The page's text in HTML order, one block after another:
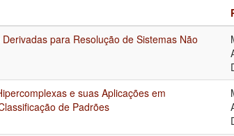
para Resolução de Sistemas Não
e suas Aplicações em
de Padrões